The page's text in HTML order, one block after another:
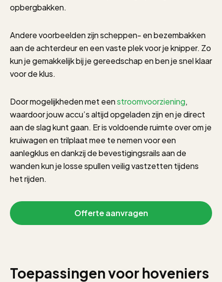
opbergbakken.
Andere voorbeelden zijn scheppen- en bezembakken
aan de achterdeur en een vaste plek voor je knipper. Zo
kun je gemakkelijk bij je gereedschap en ben je snel klaar
voor de klus.
Door mogelijkheden met eenstroomvoorziening,
waardoor jouw accu’s altijd opgeladen zijn en je direct
aan de slag kunt gaan. Er is voldoende ruimte over om je
kruiwagen en trilplaat mee te nemen voor een
aanlegklus en dankzij de bevestigingsrails aan de
wanden kun je losse spullen veilig vastzetten tijdens
het rijden.
Offerte aanvragen
Toepassingen voor hoveniers